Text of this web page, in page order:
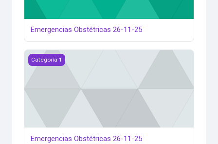
Emergencias Obstétricas 26-11-25
Emergencias Obstétricas 26-11-25
Categoría 1
Emergencias Obstétricas 26-11-25